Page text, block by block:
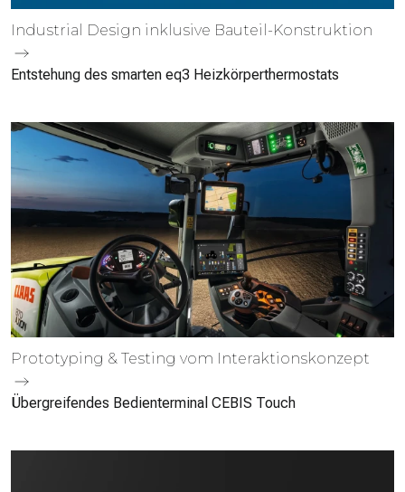
Industrial Design inklusive Bauteil-Konstruktion
Entstehung des smarten eq3 Heizkörperthermostats
Prototyping & Testing vom Interaktions­konzept
Übergreifendes Bedienterminal CEBIS Touch